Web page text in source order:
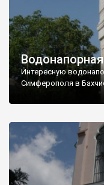
Интересную
Симферополя в